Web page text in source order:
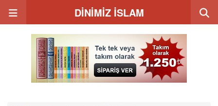
DİNİMİZ İSLAM